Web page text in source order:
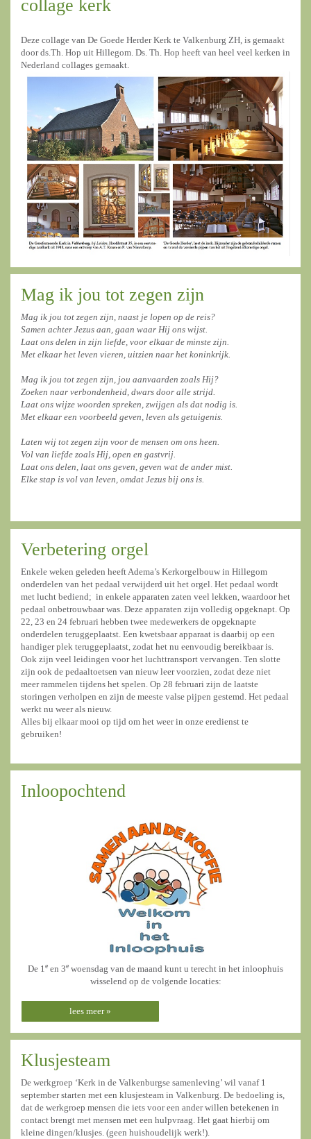
collage kerk
Deze collage van De Goede Herder Kerk te Valkenburg ZH, is gemaakt
door ds.Th. Hop uit Hillegom. Ds. Th. Hop heeft van heel veel kerken in
Nederland collages gemaakt.
Mag ik jou tot zegen zijn
Mag ik jou tot zegen zijn, naast je lopen op de reis?
Samen achter Jezus aan, gaan waar Hij ons wijst.
Laat ons delen in zijn liefde, voor elkaar de minste zijn.
Met elkaar het leven vieren, uitzien naar het koninkrijk.
Mag ik jou tot zegen zijn, jou aanvaarden zoals Hij?
Zoeken naar verbondenheid, dwars door alle strijd.
Laat ons wijze woorden spreken, zwijgen als dat nodig is.
Met elkaar een voorbeeld geven, leven als getuigenis.
Laten wij tot zegen zijn voor de mensen om ons heen.
Vol van liefde zoals Hij, open en gastvrij.
Laat ons delen, laat ons geven, geven wat de ander mist.
Elke stap is vol van leven, omdat Jezus bij ons is.
Verbetering orgel
Enkele weken geleden heeft Adema’s Kerkorgelbouw in Hillegom
onderdelen van het pedaal verwijderd uit het orgel. Het pedaal wordt
met lucht bediend; in enkele apparaten zaten veel lekken, waardoor het
pedaal onbetrouwbaar was. Deze apparaten zijn volledig opgeknapt. Op
22, 23 en 24 februari hebben twee medewerkers de opgeknapte
onderdelen teruggeplaatst. Een kwetsbaar apparaat is daarbij op een
handiger plek teruggeplaatst, zodat het nu eenvoudig bereikbaar is.
Ook zijn veel leidingen voor het luchttransport vervangen. Ten slotte
zijn ook de pedaaltoetsen van nieuw leer voorzien, zodat deze niet
meer rammelen tijdens het spelen. Op 28 februari zijn de laatste
storingen verholpen en zijn de meeste valse pijpen gestemd. Het pedaal
werkt nu weer als nieuw.
Alles bij elkaar mooi op tijd om het weer in onze eredienst te
gebruiken!
Inloopochtend
De 1 e en 3e woensdag van de maand kunt u terecht in het inloophuis
wisselend op de volgende locaties:
lees meer »
Klusjesteam
De werkgroep ‘Kerk in de Valkenburgse samenleving’ wil vanaf 1
september starten met een klusjesteam in Valkenburg. De bedoeling is,
dat de werkgroep mensen die iets voor een ander willen betekenen in
contact brengt met mensen met een hulpvraag. Het gaat hierbij om
kleine dingen/klusjes. (geen huishoudelijk werk!).